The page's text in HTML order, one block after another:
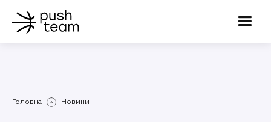
Головна Новини